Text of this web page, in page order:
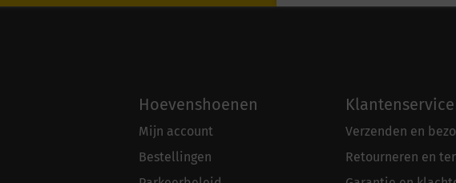
Hoevenshoenen
Mijn account
Bestellingen
Klantenservice
Verzenden en
Retourneren en